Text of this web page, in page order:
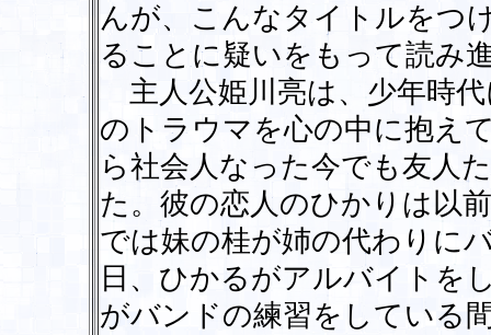
んが、こんなタイトルをつ
ることに疑いをもって読み
主人公姫川亮は、少年時
のトラウマを心の中に抱え
ら社会人なった今でも友人
た。彼の恋人のひかりは以
では妹の桂が姉の代わりに
日、ひかるがアルバイトを
がバンドの練習をしている